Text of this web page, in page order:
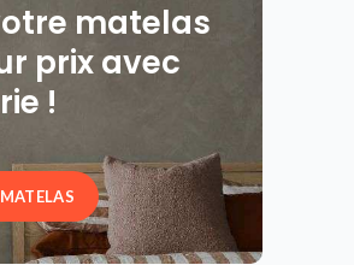
matelas
prix avec
!